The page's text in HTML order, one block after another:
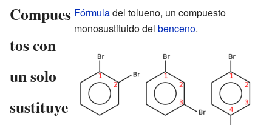
Fórmuladel tolueno, un compuesto
monosustituido del benceno.
Compues
tos con
un solo
sustituye